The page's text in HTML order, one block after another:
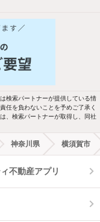
検索パートナーが提供している情
任を負わないことを予めご了承く
、検索パートナーが取得し、同社
神奈川県 横須賀市
不動産アプリ